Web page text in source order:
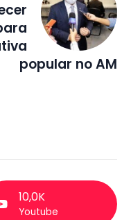
popular no AM
10,0K
Youtube